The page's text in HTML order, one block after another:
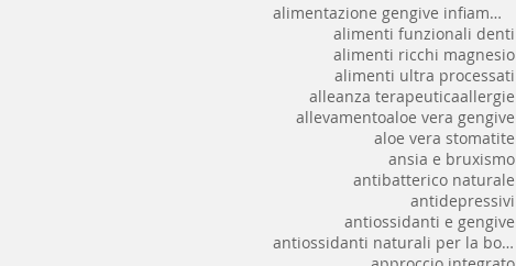
alimentazione gengive infiammate
alimenti funzionali denti
alimenti ricchi magnesio
alimenti ultra processati
alleanza terapeuticaallergie
allevamentoaloe vera gengive
aloe vera stomatite
ansia e bruxismo
antibatterico naturale
antidepressivi
antiossidanti e gengive
antiossidanti naturali per la bocca